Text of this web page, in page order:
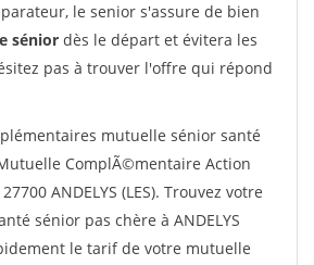
le senior s'assure de bien
sénior dès le départ et évitera les
pas à trouver l'offre qui répond
mutuelle sénior santé
Mutuelle ComplÃ©mentaire Action
ANDELYS (LES). Trouvez votre
sénior pas chère à ANDELYS
le tarif de votre mutuelle